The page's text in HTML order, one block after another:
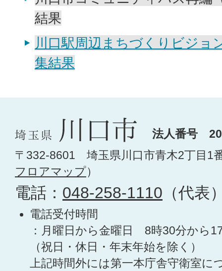
結果
川口駅周辺まちづくりビジョ
集結果
法人番号
〒332-8601 埼玉県川口市青木2丁目1
フロアマップ）
電話： 048-258-1110 （代表
電話受付時間
：月曜日から金曜日 8時30分から
（祝日・休日・年末年始を除く）
上記時間外には第一本庁舎守衛室に